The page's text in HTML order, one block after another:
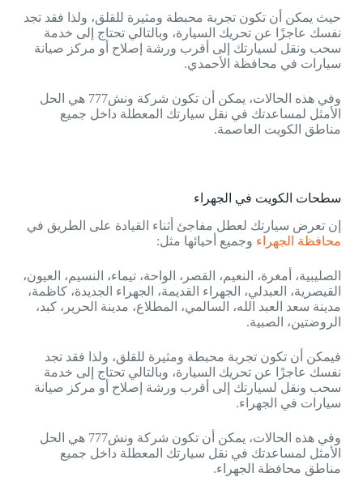
حيث يمكن أن تكون تجربة محبطة ومثيرة للقلق، ولذا فقد تجد
نفسك عاجزًا عن تحريك السيارة، وبالتالي تحتاج إلى خدمة
سحب ونقل لسيارتك إلى أقرب ورشة إصلاح أو مركز صيانة
سيارات في محافظة الأحمدي.
وفي هذه الحالات، يمكن أن تكون شركة ونش777 هي الحل
الأمثل لمساعدتك في نقل سيارتك المعطلة داخل جميع
مناطق الكويت العاصمة.
سطحات الكويت في الجهراء
إن تعرض سيارتك لعطل مفاجئ أثناء القيادة على الطريق في
محافظة الجهراء وجميع أحيائها مثل:
الصليبية، أمغرة، النعيم، القصر، الواحة، تيماء، النسيم، العيون،
القيصرية، العبدلي، الجهراء القديمة، الجهراء الجديدة، كاظمة،
مدينة سعد العبد الله، السالمي، المطلاع، مدينة الحرير، كبد،
الروضتين، الصبية.
فيمكن أن تكون تجربة محبطة ومثيرة للقلق، ولذا فقد تجد
نفسك عاجزًا عن تحريك السيارة، وبالتالي تحتاج إلى خدمة
سحب ونقل لسيارتك إلى أقرب ورشة إصلاح أو مركز صيانة
سيارات في الجهراء.
وفي هذه الحالات، يمكن أن تكون شركة ونش777 هي الحل
الأمثل لمساعدتك في نقل سيارتك المعطلة داخل جميع
مناطق محافظة الجهراء.